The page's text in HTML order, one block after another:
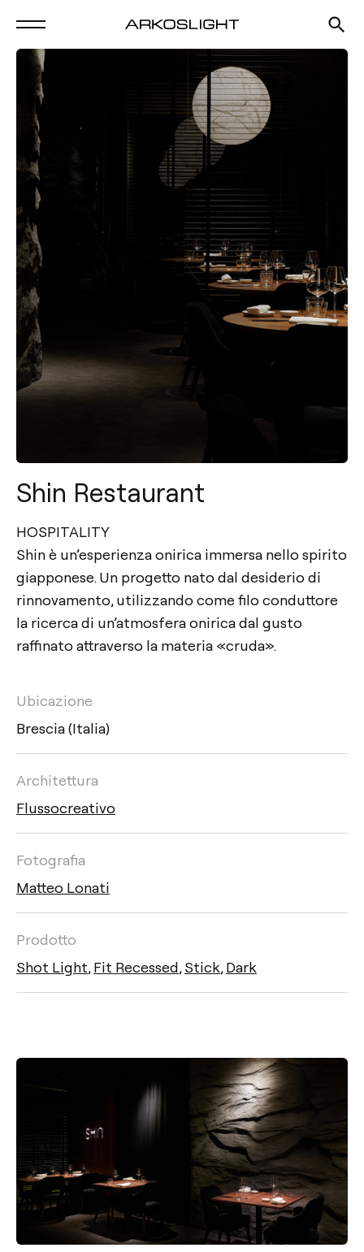
Shin Restaurant
HOSPITALITY
Shin è un’esperienza onirica immersa nello spirito
giapponese. Un progetto nato dal desiderio di
rinnovamento, utilizzando come filo conduttore
la ricerca di un’atmosfera onirica dal gusto
raffinato attraverso la materia «cruda».
Ubicazione
Brescia (Italia)
Architettura
Flussocreativo
Fotografia
Matteo Lonati
Prodotto
Shot Light,Fit Recessed,Stick,Dark